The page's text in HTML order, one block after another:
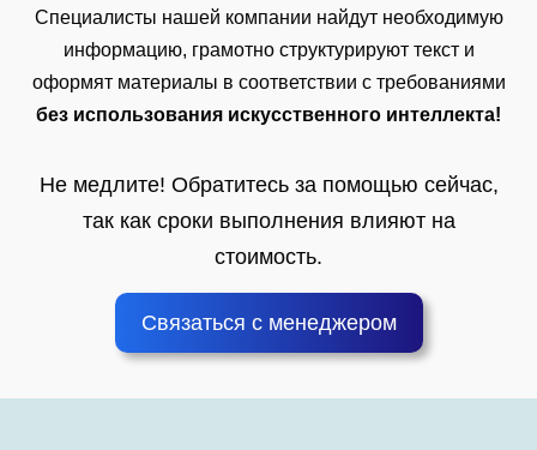
Специалисты нашей компании найдут необходимую
информацию, грамотно структурируют текст и
оформят материалы в соответствии с требованиями
без использования искусственного интеллекта!
Не медлите! Обратитесь за помощью сейчас,
так как сроки выполнения влияют на
стоимость.
Связаться с менеджером